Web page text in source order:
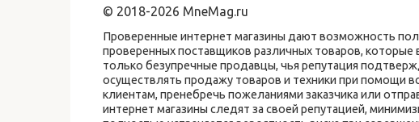
© 2018-2026 MneMag.ru
Проверенные интернет магазины дают возможность
проверенных поставщиков различных товаров,
только безупречные продавцы, чья репутация
осуществлять продажу товаров и техники при помощи
клиентам, пренебречь пожеланиями заказчика или
интернет магазины следят за своей репутацией,